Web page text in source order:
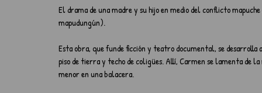
El drama de una madre y su hijo en medio del conflicto
mapudungún).
Esta obra, que funde ficción y teatro documental, se
piso de tierra y techo de coligües. Allí, Carmen se lamenta de
menor en una balacera.